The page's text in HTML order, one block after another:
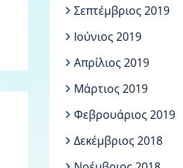
Σεπτέμβριος 2019
Ιούνιος 2019
Απρίλιος 2019
Μάρτιος 2019
Φεβρουάριος 2019
Δεκέμβριος 2018